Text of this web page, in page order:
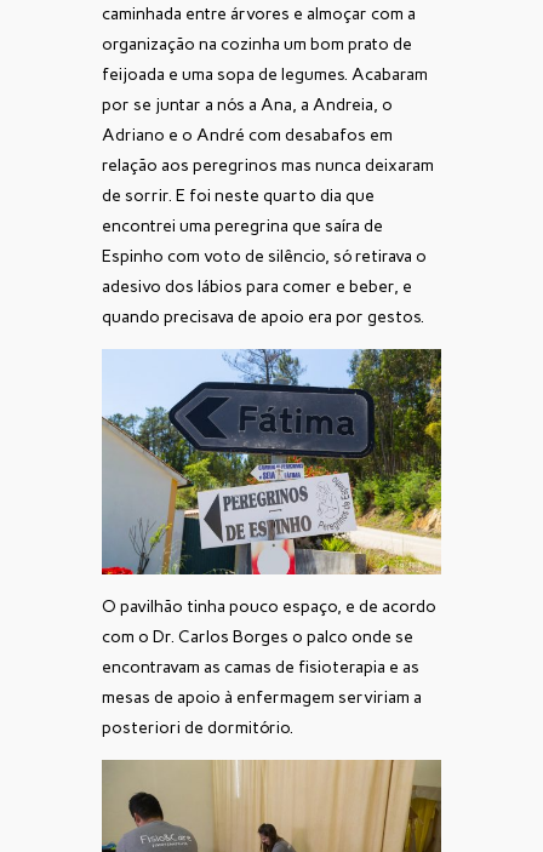
caminhada entre árvores e almoçar com a
organização na cozinha um bom prato de
feijoada e uma sopa de legumes. Acabaram
por se juntar a nós a Ana, a Andreia, o
Adriano e o André com desabafos em
relação aos peregrinos mas nunca deixaram
de sorrir. E foi neste quarto dia que
encontrei uma peregrina que saíra de
Espinho com voto de silêncio, só retirava o
adesivo dos lábios para comer e beber, e
quando precisava de apoio era por gestos.
O pavilhão tinha pouco espaço, e de acordo
com o Dr. Carlos Borges o palco onde se
encontravam as camas de fisioterapia e as
mesas de apoio à enfermagem serviriam a
posteriori de dormitório.